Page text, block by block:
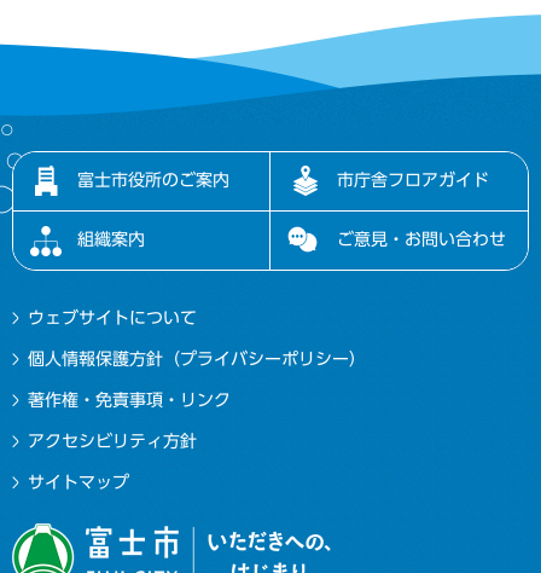
富士市役所のご案内 市庁舎フロアガイド
組織案内 ご意見・お問い合わせ
ウェブサイトについて
個人情報保護方針（プライバシーポリシー）
著作権・免責事項・リンク
アクセシビリティ方針
サイトマップ